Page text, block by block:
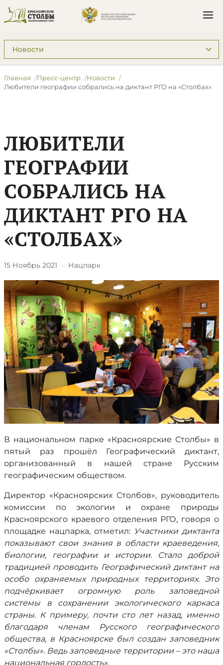
Подразделы: Пресс-центр
Главная Пресс-центр
Новости
Любители географии собрались на диктант РГО на «Столбах»
ЛЮБИТЕЛИ
ГЕОГРАФИИ
СОБРАЛИСЬ НА
ДИКТАНТ РГО НА
«СТОЛБАХ»
15 Ноябрь 2021 · Нацпарк
В национальном парке «Красноярские Столбы» в
пятый раз прошёл Географический диктант,
организованный в нашей стране Русским
географическим обществом.
Директор «Красноярских Столбов», руководитель
комиссии по экологии и охране природы
Красноярского краевого отделения РГО, говоря о
площадке нацпарка, отметил: Участники диктанта
показывают свои знания в области краеведения,
биологии, географии и истории. Стало доброй
традицией проводить Географический диктант на
особо охраняемых природных территориях. Это
подчёркивает огромную роль заповедной
системы в сохранении экологического каркаса
страны. К примеру, почти сто лет назад, именно
благодаря членам Русского географического
общества, в Красноярске был создан заповедник
«Столбы». Ведь заповедные территории – это наша
национальная гордость».